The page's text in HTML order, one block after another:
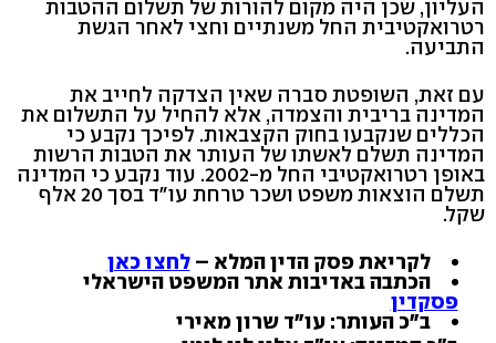
העליון, שכן היה מקום להורות של תשלום ההטבות
רטרואקטיבית החל משנתיים וחצי לאחר הגשת
התביעה.
עם זאת, השופטת סברה שאין הצדקה לחייב את
המדינה בריבית והצמדה, אלא להחיל על התשלום את
הכללים שנקבעו בחוק הקצבאות. לפיכך נקבע כי
המדינה תשלם לאשתו של העותר את הטבות הרשות
באופן רטרואקטיבי החל מ-2002. עוד נקבע כי המדינה
תשלם הוצאות משפט ושכר טרחת עו"ד בסך 20 אלף
שקל.
לקריאת פסק הדין המלא –לחצו כאן
הכתבה באדיבות אתר המשפט הישראלי
פסקדין
ב"כ העותר: עו"ד שרון מאירי